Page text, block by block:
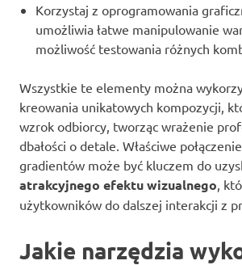
Korzystaj z oprogramowania
umożliwia łatwe manipulowanie
możliwość testowania różnych
Wszystkie te elementy można
kreowania unikatowych kompozycji,
wzrok odbiorcy, tworząc wrażenie
dbałości o detale. Właściwe
gradientów może być kluczem do
atrakcyjnego efektu wizualnego ,
użytkowników do dalszej interakcji z
Jakie narzędzia